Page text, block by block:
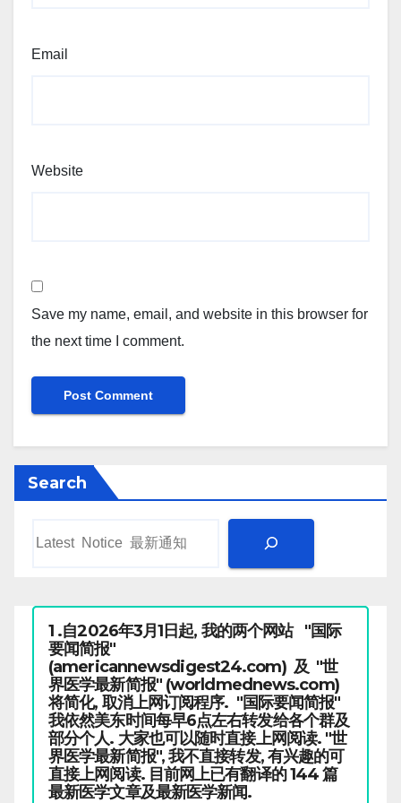
Email
Website
Save my name, email, and website in this browser for
the next time I comment.
Search
1 .自2026年3月1日起, 我的两个网站 "国际
要闻简报"
(americannewsdigest24.com) 及 "世
界医学最新简报" (worldmednews.com)
将简化, 取消上网订阅程序. "国际要闻简报"
我依然美东时间每早6点左右转发给各个群及
部分个人. 大家也可以随时直接上网阅读. "世
界医学最新简报", 我不直接转发, 有兴趣的可
直接上网阅读. 目前网上已有翻译的 144 篇
最新医学文章及最新医学新闻.